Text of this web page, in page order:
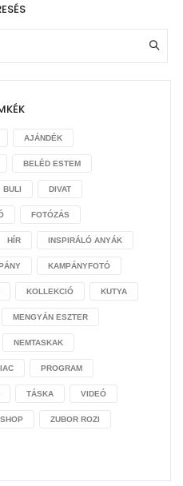
AJÁNDÉK
BELÉD ESTEM
BULI DIVAT
FOTÓZÁS
HÍR INSPIRÁLÓ ANYÁK
KAMPÁNYFOTÓ
KOLLEKCIÓ KUTYA
MENGYÁN ESZTER
NEMTASKAK
PROGRAM
TÁSKA VIDEÓ
ZUBOR ROZI